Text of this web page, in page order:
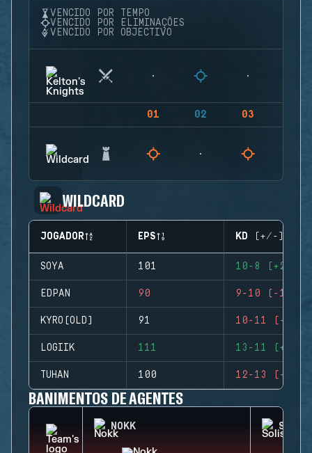
VENCIDO POR TEMPO
VENCIDO POR ELIMINAÇÕES
VENCIDO POR OBJECTIVO
01 02 03
WILDCARD
JOGADOR EPS KD (+/-)
SOYA 101 10-8 (+2)
EDPAN 90 9-10 (-1)
KYRO(OLD) 91 10-11 (-1)
LOGIIK 111 13-11 (+2)
TUHAN 100 12-13 (-1)
BANIMENTOS DE AGENTES
NOKK SOLIS